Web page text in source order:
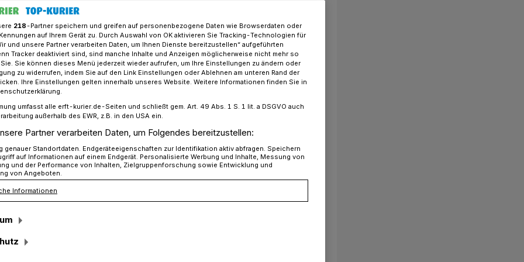
Neues Präsidium gewählt
gewählt
turnusgemäßen Kreisversammlung
tauschten sich Mitglieder des
über die aktuellen Entwicklungen
218-Partner speichern und greifen auf personenbezogene Daten wie Browserdaten oder
auf Ihrem Gerät zu. Durch Auswahl von OK aktivieren Sie Tracking-Technologien für
und unsere Partner verarbeiten Daten, um Ihnen Dienste bereitzustellen“ aufgeführten
Tracker deaktiviert sind, sind manche Inhalte und Anzeigen möglicherweise nicht mehr so
Sie können dieses Menü jederzeit wieder aufrufen, um Ihre Einstellungen zu ändern oder
zu widerrufen, indem Sie auf den Link Einstellungen oder Ablehnen am unteren Rand der
Ihre Einstellungen gelten innerhalb unseres Website. Weitere Informationen finden Sie in
umfasst alle erft-kurier.de-Seiten und schließt gem. Art. 49 Abs. 1 S. 1 lit. a DSGVO auch
außerhalb des EWR, z.B. in den USA ein.
Partner verarbeiten Daten, um Folgendes bereitzustellen:
genauer Standortdaten. Endgeräteeigenschaften zur Identifikation aktiv abfragen. Speichern
auf Informationen auf einem Endgerät. Personalisierte Werbung und Inhalte, Messung von
und der Performance von Inhalten, Zielgruppenforschung sowie Entwicklung und
von Angeboten.
Informationen